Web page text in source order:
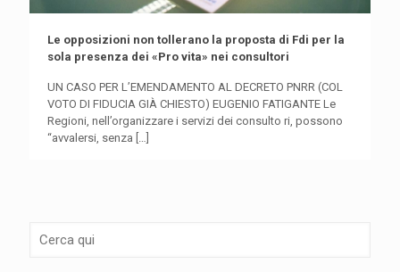
Le opposizioni non tollerano la proposta di Fdi per la
sola presenza dei «Pro vita» nei consultori
UN CASO PER L’EMENDAMENTO AL DECRETO PNRR (COL
VOTO DI FIDUCIA GIÀ CHIESTO) EUGENIO FATIGANTE Le
Regioni, nell’organizzare i servizi dei consulto ri, possono
“avvalersi, senza […]